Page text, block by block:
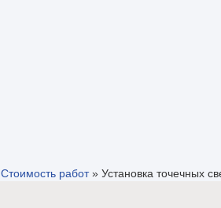
Стоимость работ» Установка точечных